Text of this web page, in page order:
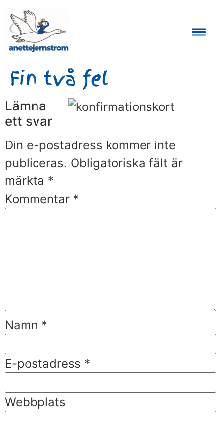
Fin två fel
Lämna
ett svar
Din e-postadress kommer inte
publiceras. Obligatoriska fält är
märkta *
Kommentar *
Namn *
E-postadress *
Webbplats